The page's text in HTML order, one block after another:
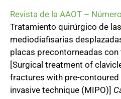
Revista de la AAOT –
Tratamiento quirúrgico de
mediodiafisarias
placas precontorneadas
[Surgical treatment of
fractures with pre-
invasive technique (MIPO)]